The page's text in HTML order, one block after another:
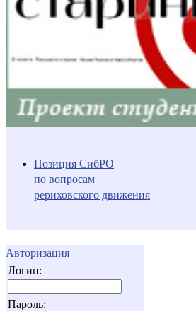
Позиция СибРО
по вопросам
рериховского движения
Авторизация
Логин:
Пароль: